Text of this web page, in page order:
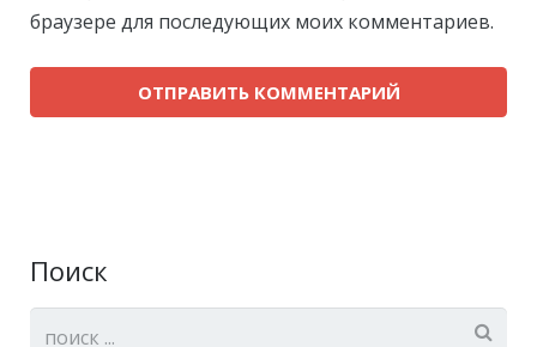
браузере для последующих моих комментариев.
Поиск